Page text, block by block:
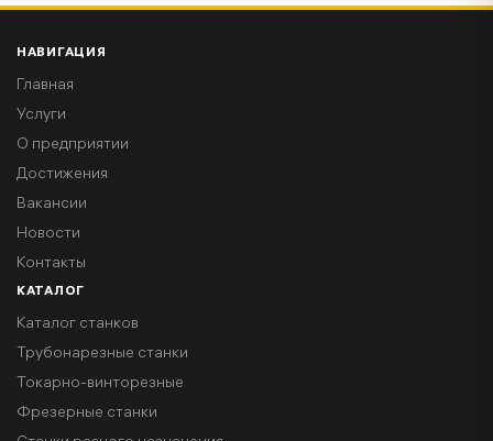
НАВИГАЦИЯ
Главная
Услуги
О предприятии
Достижения
Вакансии
Новости
Контакты
КАТАЛОГ
Каталог станков
Трубонарезные станки
Токарно-винторезные
Фрезерные станки